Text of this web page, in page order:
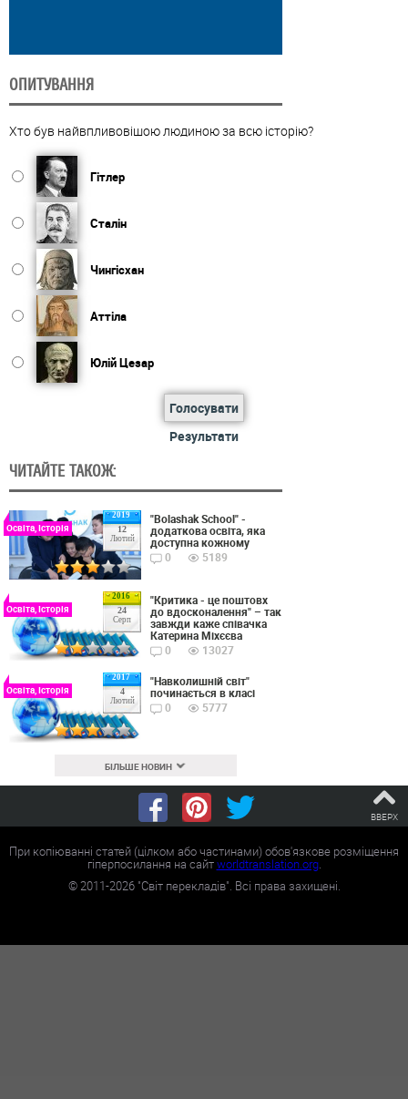
ОПИТУВАННЯ
Хто був найвпливовішою людиною за всю історію?
Гітлер
Сталін
Чингісхан
Аттіла
Юлій Цезар
Голосувати
Результати
ЧИТАЙТЕ ТАКОЖ:
2019
12
Лютий
Освіта, Історія
"Bolashak School" -
додаткова освіта, яка
доступна кожному
0
5189
2016
24
Серп
Освіта, Історія
"Критика - це поштовх
до вдосконалення" – так
завжди каже співачка
Катерина Міхєєва
0
13027
2017
4
Лютий
Освіта, Історія
"Навколишній світ"
починається в класі
0
5777
БІЛЬШЕ НОВИН
ВВЕРХ
При копіюванні статей (цілком або частинами) обов'язкове розміщення
гіперпосилання на сайтworldtranslation.org.
©2011-2026"Світ перекладів". Всі права захищені.